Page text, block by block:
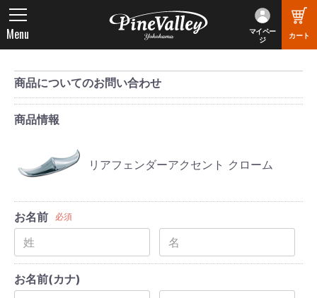
マイペー
ジ
カート
Menu
商品についてのお問い合わせ
商品情報
リアフェンダーアクセント クローム
お名前 必須
お名前(カナ)